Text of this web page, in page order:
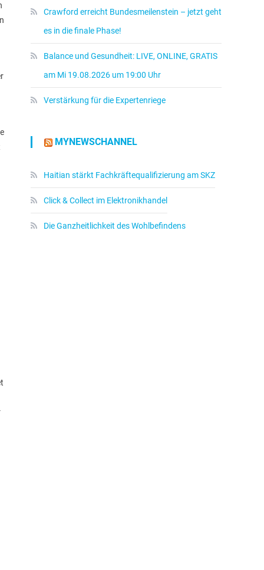
Crawford erreicht Bundesmeilenstein – jetzt geht
es in die finale Phase!
Balance und Gesundheit: LIVE, ONLINE, GRATIS
am Mi 19.08.2026 um 19:00 Uhr
Verstärkung für die Expertenriege
MYNEWSCHANNEL
Haitian stärkt Fachkräftequalifizierung am SKZ
Click & Collect im Elektronikhandel
Die Ganzheitlichkeit des Wohlbefindens